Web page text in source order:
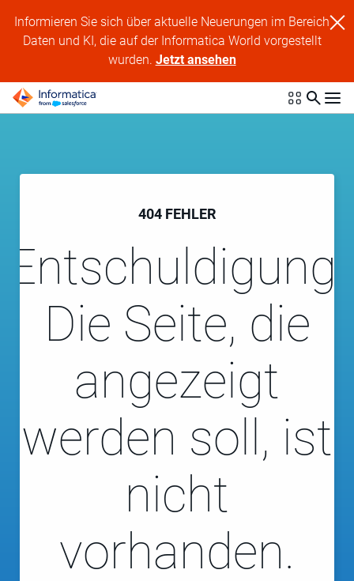
Informieren Sie sich über aktuelle Neuerungen im Bereich
Daten und KI, die auf der Informatica World vorgestellt
wurden. Jetzt ansehen
404 FEHLER
Entschuldigung!
Die Seite, die
angezeigt
werden soll, ist
nicht
vorhanden.